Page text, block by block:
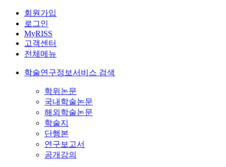
회원가입
로그인
MyRISS
고객센터
전체메뉴
학술연구정보서비스 검색
학위논문
국내학술논문
해외학술논문
학술지
단행본
연구보고서
공개강의